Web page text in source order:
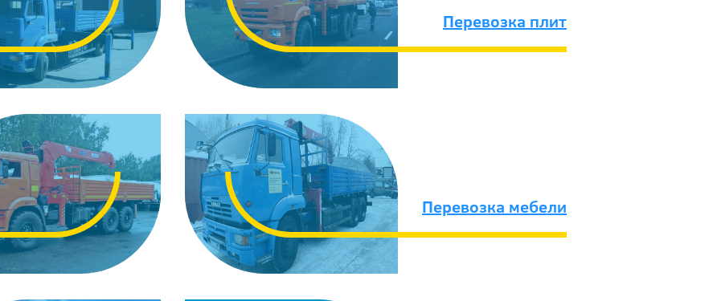
Перевозка плит
Перевозка мебели